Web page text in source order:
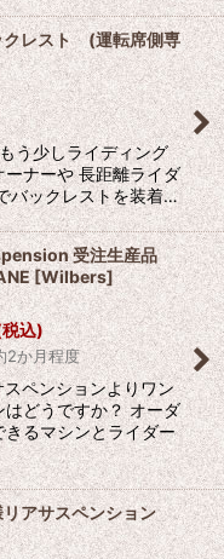
クレスト (運転席側専
う少しライディング
ナーや 長距離ライダ
バックレストを装着…
受注生産品
[Wilbers]
込)
2か月程度
ペンションよりワン
どうですか？ オーダ
るマシンとライダー
アサスペンション